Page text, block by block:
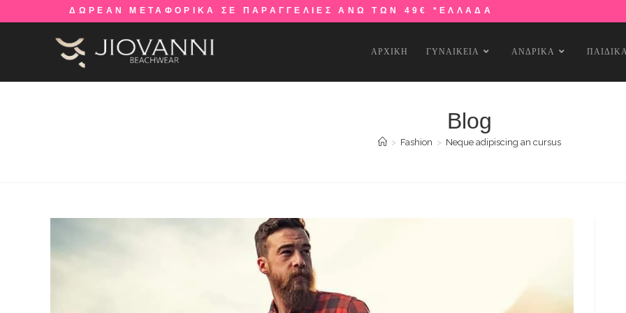
ΔΩΡΕΑΝ ΜΕΤΑΦΟΡΙΚΑ ΣΕ ΠΑΡΑΓΓΕΛΙΕΣ ΑΝΩ ΤΩΝ 49€ *ΕΛΛΑΔΑ
ΑΡΧΙΚΗ ΓΥΝΑΙΚΕΙΑ ΑΝΔΡΙΚΑ
Blog
> Fashion > Neque adipiscing an cursus